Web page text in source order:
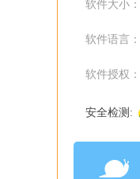
软件大小：
软件语言：
软件授权：
安全检测: